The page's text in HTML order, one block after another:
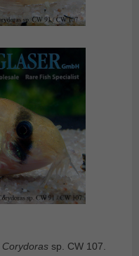
Corydoras sp. CW 107.